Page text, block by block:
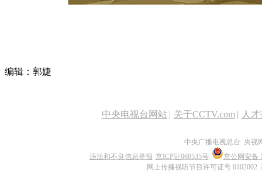
编辑：郭婕
中央电视台网站 关于CCTV.com 人
中央广播电视总台 央视
违法和不良信息举报 京ICP证060535号
京公网安备
网上传播视听节目许可证号 0102002